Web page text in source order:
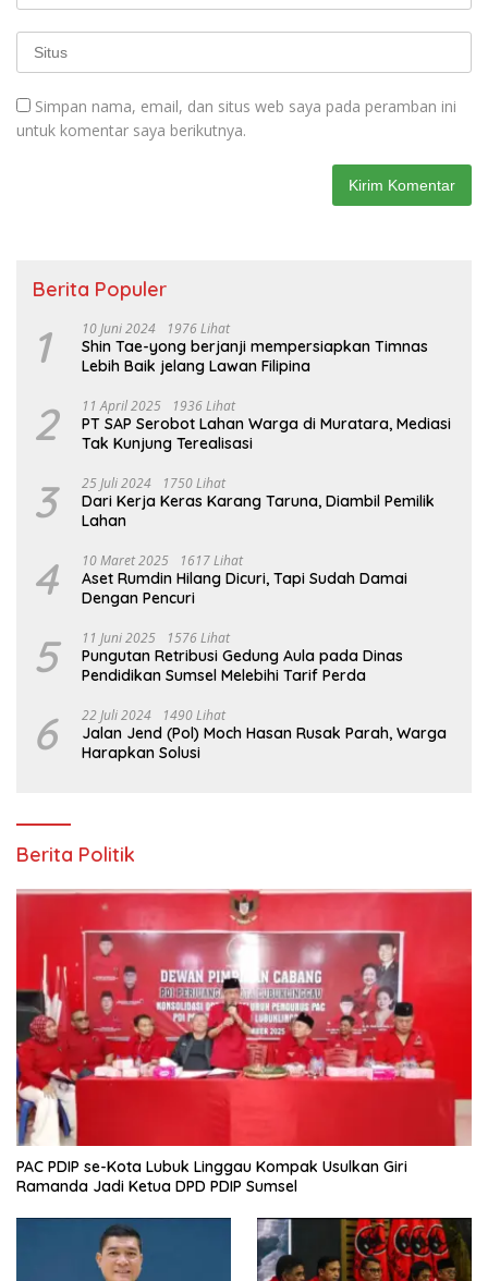
Simpan nama, email, dan situs web saya pada peramban ini
untuk komentar saya berikutnya.
Berita Populer
1 10 Juni 2024 1976 Lihat
Shin Tae-yong berjanji mempersiapkan Timnas
Lebih Baik jelang Lawan Filipina
2 11 April 2025 1936 Lihat
PT SAP Serobot Lahan Warga di Muratara, Mediasi
Tak Kunjung Terealisasi
3 25 Juli 2024 1750 Lihat
Dari Kerja Keras Karang Taruna, Diambil Pemilik
Lahan
4 10 Maret 2025 1617 Lihat
Aset Rumdin Hilang Dicuri, Tapi Sudah Damai
Dengan Pencuri
5 11 Juni 2025 1576 Lihat
Pungutan Retribusi Gedung Aula pada Dinas
Pendidikan Sumsel Melebihi Tarif Perda
6 22 Juli 2024 1490 Lihat
Jalan Jend (Pol) Moch Hasan Rusak Parah, Warga
Harapkan Solusi
Berita Politik
PAC PDIP se-Kota Lubuk Linggau Kompak Usulkan Giri
Ramanda Jadi Ketua DPD PDIP Sumsel